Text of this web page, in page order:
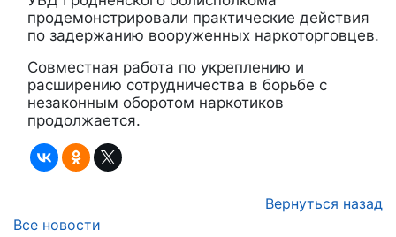
продемонстрировали практические действия
по задержанию вооруженных наркоторговцев.
Совместная работа по укреплению и
расширению сотрудничества в борьбе с
незаконным оборотом наркотиков
продолжается.
Вернуться назад
Все новости